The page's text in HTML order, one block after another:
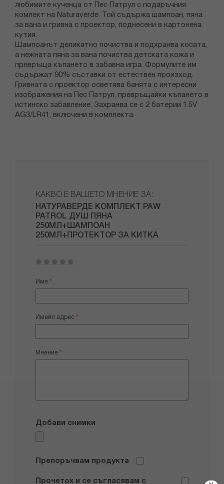
любимите кученца от Пес Патрул с подаръчния
комлект на Naturaverde. Той съдържа шампоан, пяна
за вана и гривна с проектор, поднесени в картонена
кутия.
Шампоанът деликатно почиства и подхранва косата,
а нежната пяна за вана почиства детската кожа и
превръща къпането в забавна игра. Формулите им
съдържат 90% съставки от естествен произход.
Гривната с проектор осветява банята с интересни
изображения на Пес Патрул, превръщайки къпането в
истинско забавление. Захранва се с 2 батерии 1.5V
AG3/LR41, включени в комплекта.
КАКВО Е ВАШЕТО МНЕНИЕ ЗА:
НАТУРАВЕРДЕ КОМПЛЕКТ PAW
PATROL ДУШ ПЯНА
250МЛ+ШАМПОАН
250МЛ+ПРОТЕКТОР ЗА КИТКА
star
stars
stars
stars
stars
Име
Имейл адрес
Мнение
Добави снимки
Препоръчвам продукта
Прочетох и се съгласявам с